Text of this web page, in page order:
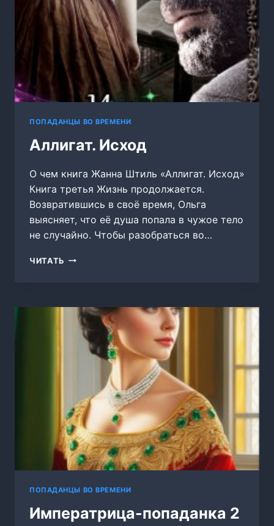
ПОПАДАНЦЫ ВО ВРЕМЕНИ
Аллигат. Исход
О чем книга Жанна Штиль «Аллигат. Исход»
Книга третья Жизнь продолжается.
Возвратившись в своё время, Ольга
выясняет, что её душа попала в чужое тело
не случайно. Чтобы разобраться во…
ЧИТАТЬ АЛЛИГАТ.
ПОПАДАНЦЫ ВО ВРЕМЕНИ
Императрица-попаданка 2